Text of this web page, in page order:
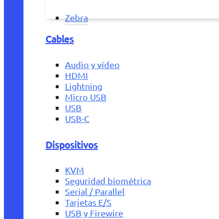
Zebra
Cables
Audio y vídeo
HDMI
Lightning
Micro USB
USB
USB-C
Dispositivos
KVM
Seguridad biométrica
Serial / Parallel
Tarjetas E/S
USB y Firewire